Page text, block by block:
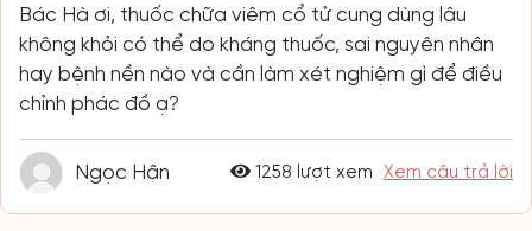
Bác Hà ơi, thuốc chữa viêm cổ tử cung dùng lâu
không khỏi có thể do kháng thuốc, sai nguyên nhân
hay bệnh nền nào và cần làm xét nghiệm gì để điều
chỉnh phác đồ ạ?
Ngọc Hân 1258 lượt xem Xem câu trả lời